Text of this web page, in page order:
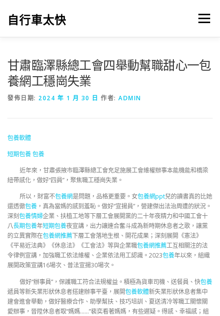
自行車太快 選單
甘肅臨澤縣總工會四舉動幫職甜心一包
養網工穩崗失業
發佈日期: 2024 年 1 月 30 日 作者: ADMIN
包養軟體
短期包養包養
近年來，甘肅張掖市臨澤縣總工會充足施展工會維權辦事本能機能和橋梁
紐帶感化，做好“四員”，聚焦職工穩崗失業。
所以，財富不包養網是問題，品格更重要。女包養網ppt兒的讀書真的比她
還透徹包養 ，真為當媽的感到羞恥。做好“宣揚員”，營建傑出法治周遭的狀況。
深刻包養情婦企業、扶植工地等下層工會展開黨的二十年夜精力和中國工會十
八長期包養年短期包養夜宣講，出力讓連合奮斗成為新時期休息者之歌，讓黨
的立異實際在包養網推薦下層工會落地生根、開花成果；深刻展開《憲法》
《平易近法典》《休息法》《工會法》等與企業職包養網推薦工互相關注的法
令律例宣講，加強職工依法維權、企業依法用工認識。2023包養年以來，組織
展開政策宣講16場次、普法宣揚30場次。
做好“辦事員”，保護職工符合法規權益。積極為貨車司機、送餐員、快包養
遞員等新失業形狀休息者搭建辦事平臺，展開包養軟體新失業形狀休息者集中
建會進會舉動，做好醫療合作、助學幫扶、技巧培訓、夏送清冷等職工關懷關
愛辦事，晉陞休息者取“媽媽……”裴奕看著媽媽，有些遲疑。得感、幸福感；組